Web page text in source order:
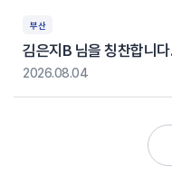
부산
김은지B 님을 칭찬합니다.
2026.08.04